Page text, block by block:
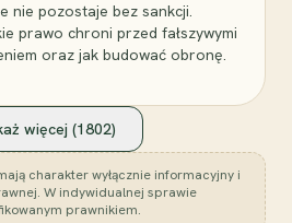
nie pozostaje bez sankcji.
prawo chroni przed fałszywymi
oraz jak budować obronę.
więcej (1802)
charakter wyłącznie informacyjny i
W indywidualnej sprawie
prawnikiem.